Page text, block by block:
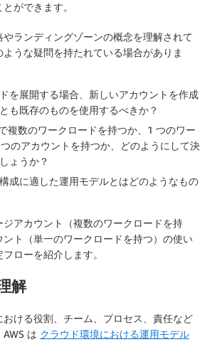
ができます。
ランディングゾーンの概念を理解されて
うな疑問を持たれている場合がありま
を展開する場合、新しいアカウントを作成
も既存のものを使用するべきか？
複数のワークロードを持つか、1 つのワー
のアカウントを持つか、どのようにして決
ょうか？
成に適した運用モデルとはどのようなもの
ジアカウント（複数のワークロードを持
ト（単一のワークロードを持つ）の使い
ローを紹介します。
解
ける役割、チーム、プロセス、責任など
は クラウド環境における運用モデル